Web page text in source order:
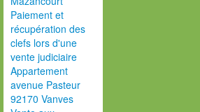
Paiement et
récupération des
clefs lors d'une
vente judiciaire
Appartement
avenue Pasteur
92170 Vanves